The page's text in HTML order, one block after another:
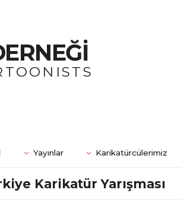
Yayınlar Karikatürcülerimiz
Karikatür Yarışması